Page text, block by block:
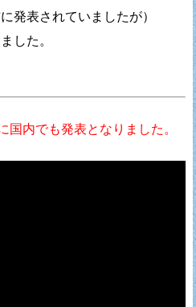
発表されていましたが）
した。
国内でも発表となりました。